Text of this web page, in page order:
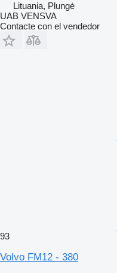
Lituania, Plungė
UAB VENSVA
Contacte con el vendedor
93
Volvo FM12 - 380